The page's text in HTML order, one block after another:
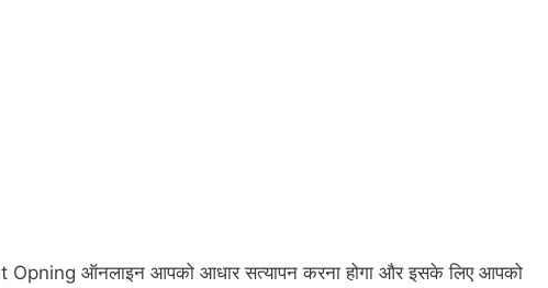
ऑनलाइन आपको आधार सत्यापन करना होगा और इसके लिए आपको